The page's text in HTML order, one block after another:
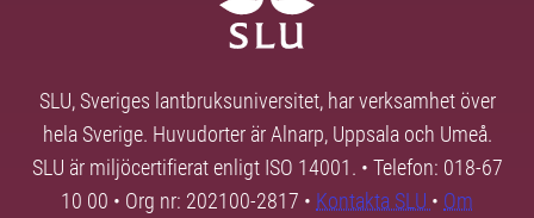
SLU, Sveriges lantbruksuniversitet, har verksamhet över
hela Sverige. Huvudorter är Alnarp, Uppsala och Umeå.
SLU är miljöcertifierat enligt ISO 14001. • Telefon: 018-67
10 00 • Org nr: 202100-2817 • Kontakta SLU • Om